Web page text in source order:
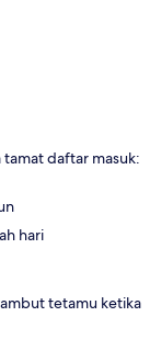
tamat daftar masuk:
hari
tetamu ketika